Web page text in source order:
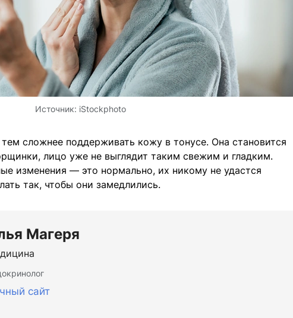
Источник: iStockphoto
сложнее поддерживать кожу в тонусе. Она становится
лицо уже не выглядит таким свежим и гладким.
изменения — это нормально, их никому не удастся
так, чтобы они замедлились.
Магеря
сайт